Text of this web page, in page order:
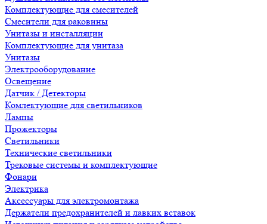
Комплектующие для смесителей
Смесители для раковины
Унитазы и инсталляции
Комплектующие для унитаза
Унитазы
Электрооборудование
Освещение
Датчик / Детекторы
Комлектующие для светильников
Лампы
Прожекторы
Светильники
Технические светильники
Трековые системы и комплектующие
Фонари
Электрика
Аксессуары для электромонтажа
Держатели предохранителей и лавких вставок